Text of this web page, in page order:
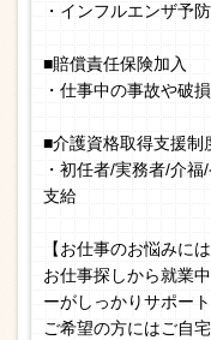
・インフルエンザ予
■賠償責任保険加入
・仕事中の事故や破
■介護資格取得支援制
・初任者/実務者/介
支給
【お仕事のお悩みに
お仕事探しから就業
ーがしっかりサポート
ご希望の方にはご自